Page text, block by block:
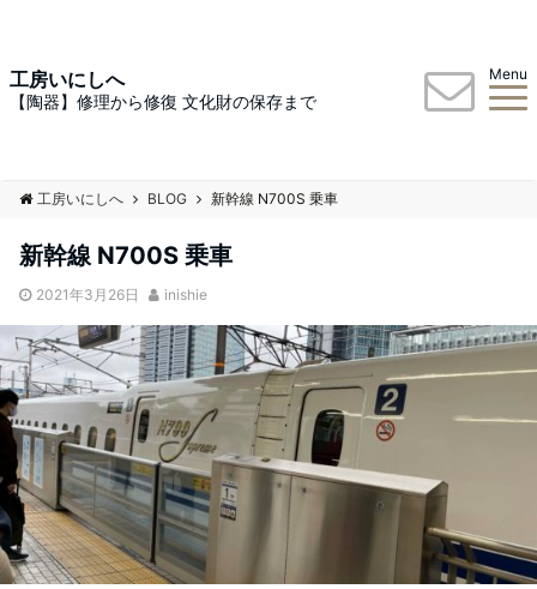
工房いにしへ
【陶器】修理から修復 文化財の保存まで
Menu
工房いにしへ BLOG 新幹線 N700S 乗車
新幹線 N700S 乗車
2021年3月26日 inishie